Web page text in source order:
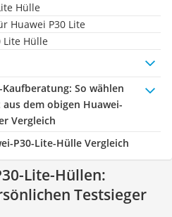
Hülle
Huawei P30 Lite
Lite Hülle
Kaufberatung: So wählen
dem obigen Huawei-
Vergleich
P30-Lite-Hülle Vergleich
Lite-Hüllen:
Testsieger